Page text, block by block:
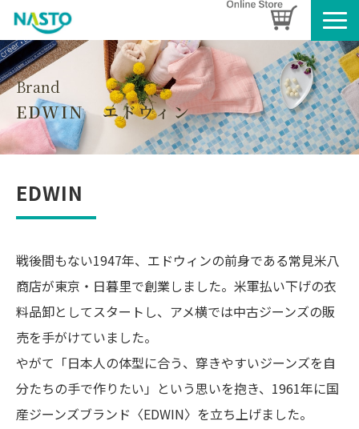
企業情報
製品情報
お知らせ
ブログ
Brand
EDWIN　エドウィン
EDWIN
戦後間もない1947年、エドウィンの前身である常見米八
商店が東京・日暮里で創業しました。米軍払い下げの衣
料品卸としてスタートし、アメ横では中古ジーンズの販
売を手がけていました。
やがて「日本人の体型に合う、穿きやすいジーンズを自
分たちの手で作りたい」という思いを抱き、1961年に国
産ジーンズブランド〈EDWIN〉を立ち上げました。